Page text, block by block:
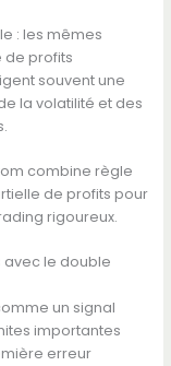
: les mêmes
de profits
souvent une
la volatilité et des
combine règle
de profits pour
rigoureux.
avec le double
un signal
importantes
erreur